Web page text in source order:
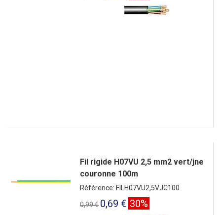
Fil rigide H07VU 2,5 mm2 vert/jne
couronne 100m
Référence: FILH07VU2,5VJC100
0,99 € 0,69 € 30%